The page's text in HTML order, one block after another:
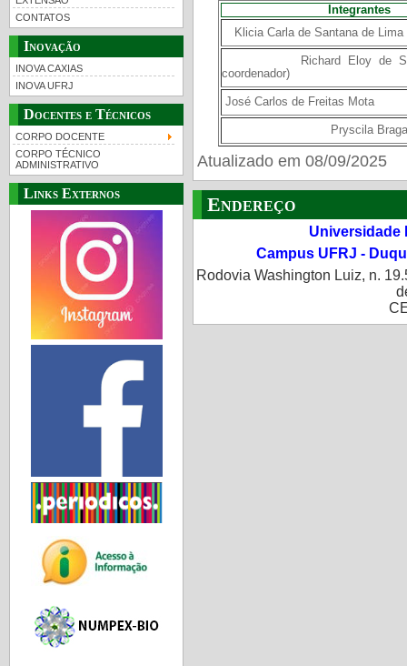
CONTATOS
Inovação
INOVA CAXIAS
INOVA UFRJ
Docentes e Técnicos
CORPO DOCENTE
CORPO TÉCNICO
ADMINISTRATIVO
Links Externos
Integrantes
Klicia Carla de Santana de Lima
Richard Eloy de
coordenador)
José Carlos de Freitas Mota
Pryscila Braga da
Atualizado em 08/09/2025
Endereço
Universidade
Campus UFRJ -
Rodovia Washington Luiz, n.